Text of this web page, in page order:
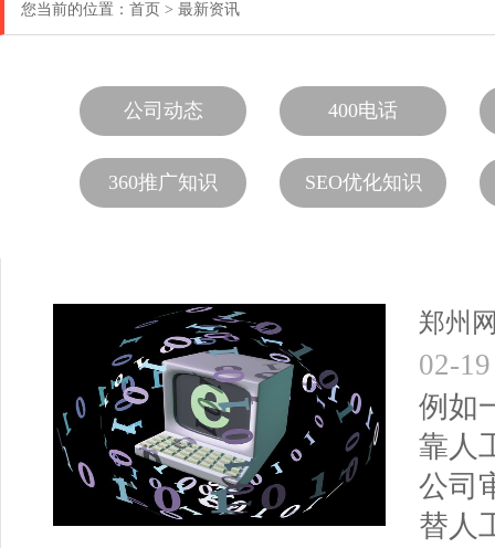
您当前的位置： 首页 > 最新资讯
公司动态 400电话
360推广知识 SEO优化知识
郑州
02-19
例如
靠人
公司
替人